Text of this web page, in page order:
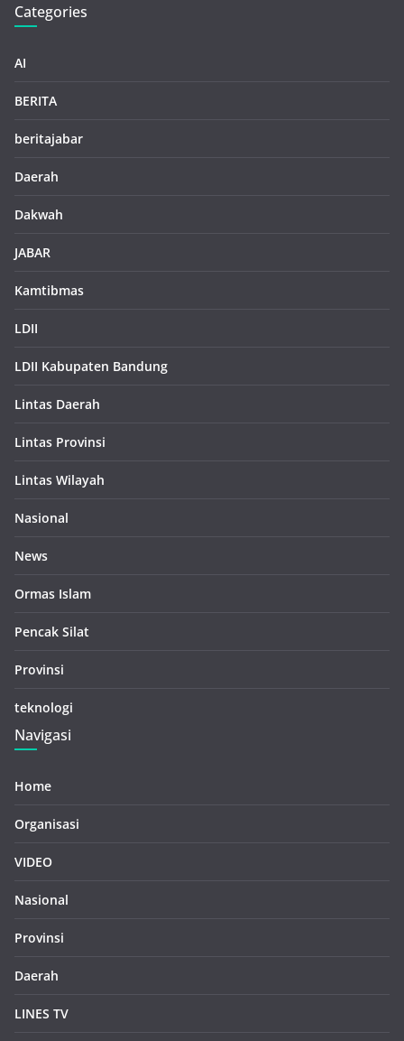
Categories
AI
BERITA
beritajabar
Daerah
Dakwah
JABAR
Kamtibmas
LDII
LDII Kabupaten Bandung
Lintas Daerah
Lintas Provinsi
Lintas Wilayah
Nasional
News
Ormas Islam
Pencak Silat
Provinsi
teknologi
Navigasi
Home
Organisasi
VIDEO
Nasional
Provinsi
Daerah
LINES TV